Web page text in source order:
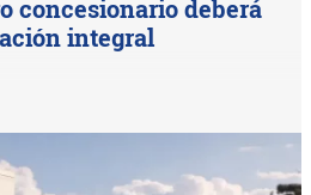
concesionario deberá
integral